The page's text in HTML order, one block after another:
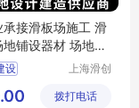
承接滑板场施工 滑
铺设器材 场地设
设
滑板场地
上海滑创
工程有限
拨打电话